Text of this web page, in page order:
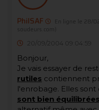
PhilSAF En ligne le 28/
soudeurs.com)
20/09/2004 09:04:59
Bonjour,
Je vais essayer de
rutiles contiennent
l'enrobage. Elles sont
sont bien équilibrées